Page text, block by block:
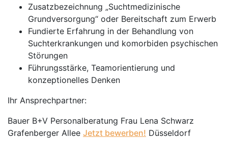
Zusatzbezeichnung „Suchtmedizinische
Grundversorgung“ oder Bereitschaft zum Erwerb
Fundierte Erfahrung in der Behandlung von
Suchterkrankungen und komorbiden psychischen
Störungen
Führungsstärke, Teamorientierung und
konzeptionelles Denken
Ihr Ansprechpartner:
Bauer B+V Personalberatung Frau Lena Schwarz
Grafenberger Allee Jetzt bewerben! Düsseldorf